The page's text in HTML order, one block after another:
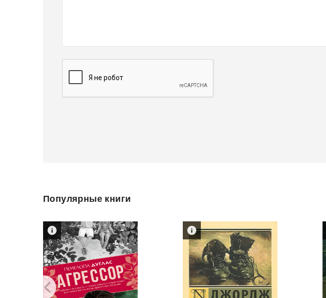
Популярные книги